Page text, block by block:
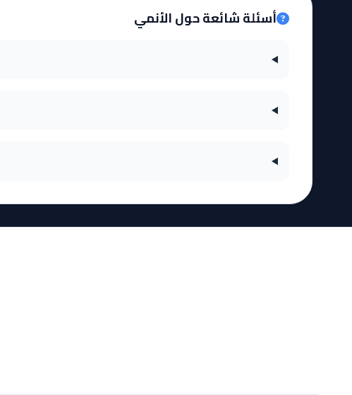
أسئلة شائعة حول الأنمي